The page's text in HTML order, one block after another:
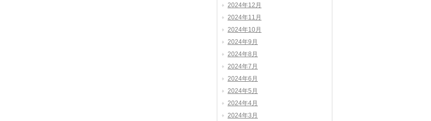
2024年12月
2024年11月
2024年10月
2024年9月
2024年8月
2024年7月
2024年6月
2024年5月
2024年4月
2024年3月